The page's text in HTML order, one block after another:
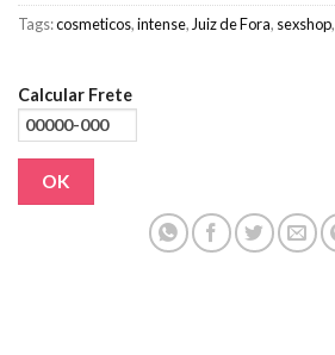
Tags:cosmeticos,intense, Juiz de Fora, sexshop,
Calcular Frete
OK